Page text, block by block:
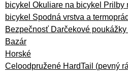
bicykel Okuliare na bicykel Prilby
bicykel Spodná vrstva a
Bezpečnosť Darčekové poukážky
Bazár
Horské
Celoodpružené HardTail (pevný